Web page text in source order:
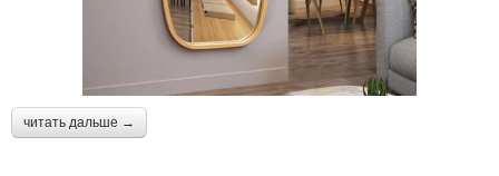
читать дальше →